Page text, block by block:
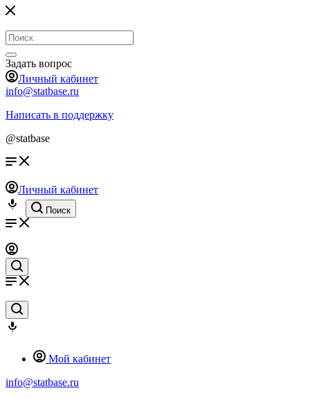
Задать вопрос
Личный кабинет
info@statbase.ru
Написать в поддержку
@statbase
Личный кабинет
Поиск
Мой кабинет
info@statbase.ru